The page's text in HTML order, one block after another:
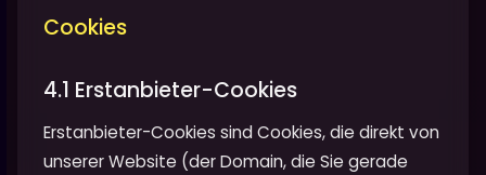
Cookies
4.1 Erstanbieter-Cookies
Erstanbieter-Cookies sind Cookies, die direkt von
unserer Website (der Domain, die Sie gerade